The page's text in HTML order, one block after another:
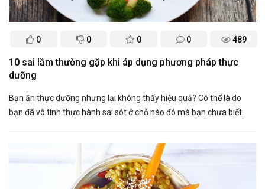
0 0 0 0 489
​10 sai lầm thường gặp khi áp dụng phương pháp thực
dưỡng
Bạn ăn thực dưỡng nhưng lại không thấy hiệu quả? Có thể là do
bạn đã vô tình thực hành sai sót ở chỗ nào đó mà bạn chưa biết.